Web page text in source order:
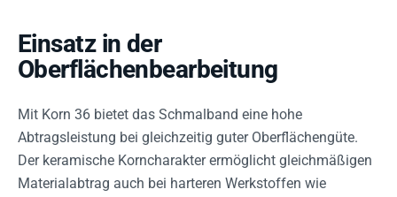
Einsatz in der
Oberflächenbearbeitung
Mit Korn 36 bietet das Schmalband eine hohe
Abtragsleistung bei gleichzeitig guter Oberflächengüte.
Der keramische Korncharakter ermöglicht gleichmäßigen
Materialabtrag auch bei harteren Werkstoffen wie